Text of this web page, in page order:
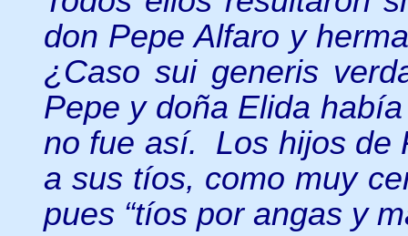
don Pepe Alfaro y
¿Caso sui generis
Pepe y doña Elida
no fue así. Los hijos de
a sus tíos, como muy
pues “tíos por angas y